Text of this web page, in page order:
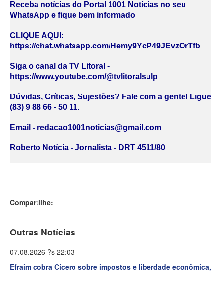
Receba notícias do Portal 1001 Notícias no seu
WhatsApp e fique bem informado
CLIQUE AQUI:
https://chat.whatsapp.com/Hemy9YcP49JEvzOrTfb
Siga o canal da TV Litoral -
https://www.youtube.com/@tvlitoralsulp
Dúvidas, Críticas, Sujestões? Fale com a gente! Ligue
(83) 9 88 66 - 50 11.
Email - redacao1001noticias@gmail.com
Roberto Notícia - Jornalista - DRT 4511/80
Compartilhe:
Outras Notícias
07.08.2026 ?s 22:03
Efraim cobra Cícero sobre impostos e liberdade econômica,